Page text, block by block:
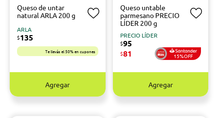
Queso de untar
natural ARLA 200 g
ARLA
$135
Te llevás el 50% en cupones
Agregar
Queso untable
parmesano PRECIO
LÍDER 200 g
PRECIO LÍDER
$95
$81 15%OFF
Agregar